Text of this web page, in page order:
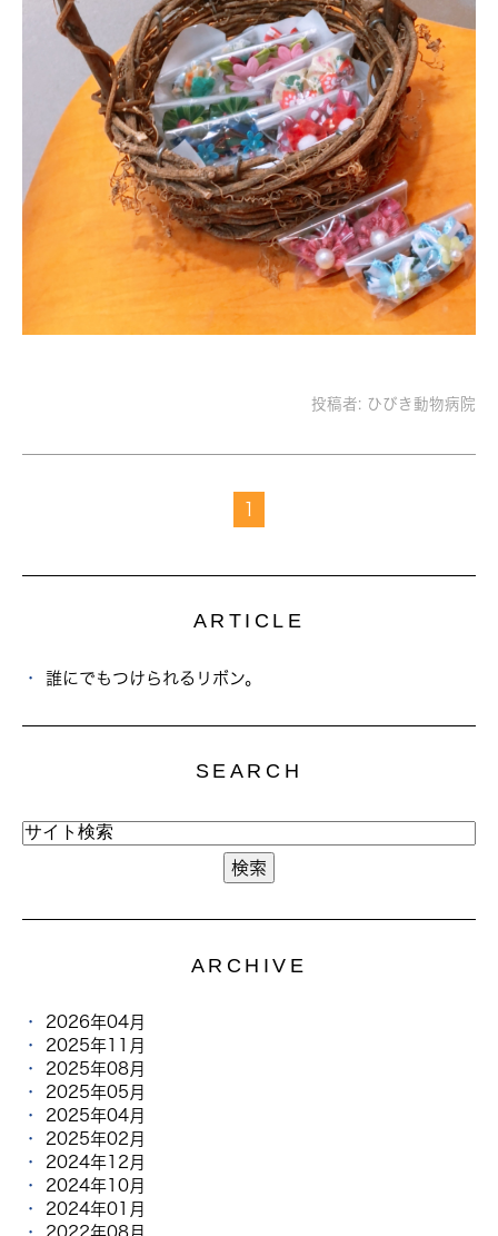
投稿者: ひびき動物病院
1
ARTICLE
誰にでもつけられるリボン。
SEARCH
ARCHIVE
2026年04月
2025年11月
2025年08月
2025年05月
2025年04月
2025年02月
2024年12月
2024年10月
2024年01月
2022年08月